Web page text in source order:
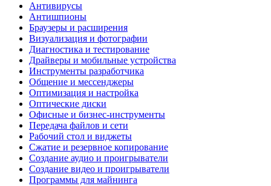
Антивирусы
Антишпионы
Браузеры и расширения
Визуализация и фотографии
Диагностика и тестирование
Драйверы и мобильные устройства
Инструменты разработчика
Общение и мессенджеры
Оптимизация и настройка
Оптические диски
Офисные и бизнес-инструменты
Передача файлов и сети
Рабочий стол и виджеты
Сжатие и резервное копирование
Создание аудио и проигрыватели
Создание видео и проигрыватели
Программы для майнинга